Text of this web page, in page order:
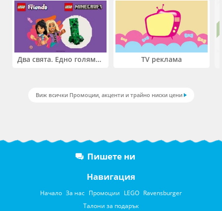
Два свята. Едно голямо приключение. Купи 2 продукта LEGO® Friends и/или LEGO® Minecraft и вземи -27% TV реклама
Виж всички Промоции, акценти и трайно ниски цени
Пишете ни
Навигация
Начало За нас Промоции LEGO Ravensburger
Талони за подарък